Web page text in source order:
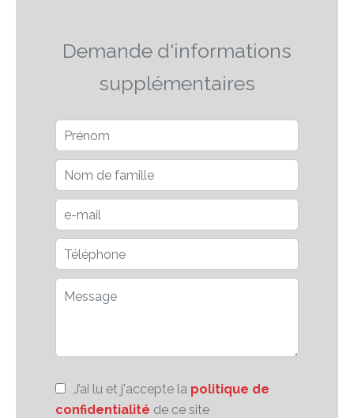
Demande d'informations
supplémentaires
J’ai lu et j'accepte la politique de
confidentialité de ce site